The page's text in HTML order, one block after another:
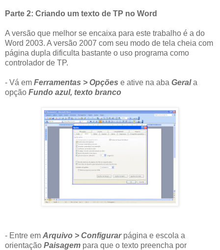
Parte 2: Criando um texto de TP no Word
A versão que melhor se encaixa para este trabalho é a do
Word 2003. A versão 2007 com seu modo de tela cheia com
página dupla dificulta bastante o uso programa como
controlador de TP.
- Vá em Ferramentas > Opções e ative na aba Gerala
opção Fundo azul, texto branco
- Entre em Arquivo > Configurarpágina e escola a
orientação Paisagem para que o texto preencha por